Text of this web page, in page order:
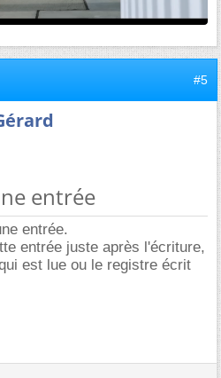
#5
entrée
entrée.
entrée juste après l'écriture,
est lue ou le registre écrit